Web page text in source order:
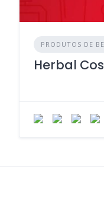
PRODUTOS DE
Herbal